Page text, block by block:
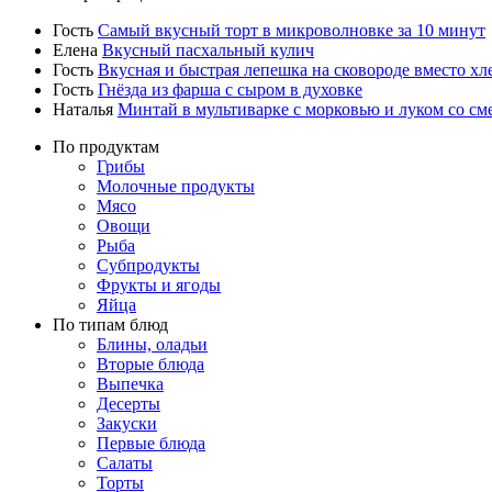
Гость Самый вкусный торт в микроволновке за 10 минут
Елена Вкусный пасхальный кулич
Гость Вкусная и быстрая лепешка на сковороде вместо
Гость Гнёзда из фарша с сыром в духовке
Наталья Минтай в мультиварке с морковью и луком со
По продуктам
Грибы
Молочные продукты
Мясо
Овощи
Рыба
Субпродукты
Фрукты и ягоды
Яйца
По типам блюд
Блины, оладьи
Вторые блюда
Выпечка
Десерты
Закуски
Первые блюда
Салаты
Торты